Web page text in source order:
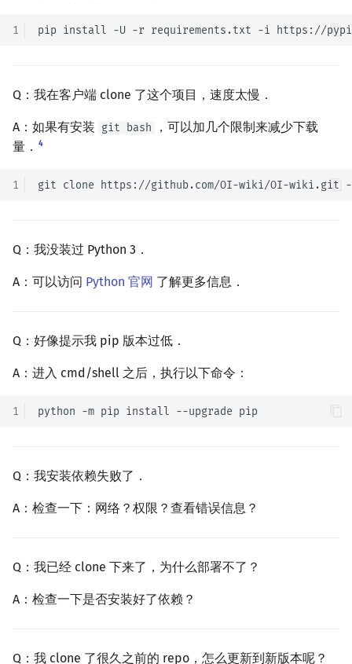
1 pip install -U -r requirements.txt -i
Q：我在客户端 clone 了这个项目，速度太慢．
A：如果有安装 git bash
，可以加几个限制来减少下载
量．
4
1 git clone https://github.com/OI-wiki/OI-wiki.git
Q：我没装过 Python 3．
A：可以访问 Python 官网 了解更多信息．
Q：好像提示我 pip 版本过低．
A：进入 cmd/shell 之后，执行以下命令：
1 python -m pip install --upgrade
Q：我安装依赖失败了．
A：检查一下：网络？权限？查看错误信息？
Q：我已经 clone 下来了，为什么部署不了？
A：检查一下是否安装好了依赖？
Q：我 clone 了很久之前的 repo，怎么更新到新版本呢？